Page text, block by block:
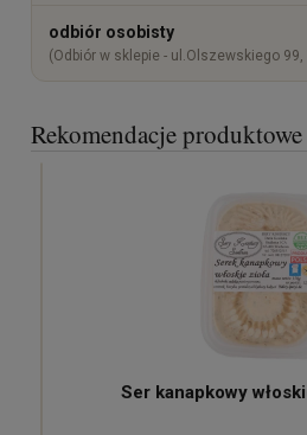
odbiór osobisty
(Odbiór w sklepie - ul.Olszewskiego 99,
Rekomendacje produktowe
Ser kanapkowy